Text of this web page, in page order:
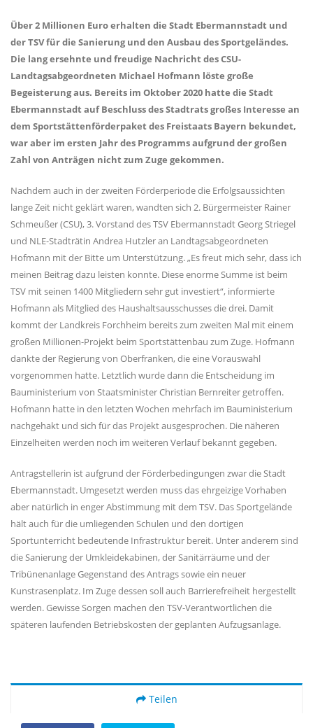
Über 2 Millionen Euro erhalten die Stadt Ebermannstadt und
der TSV für die Sanierung und den Ausbau des Sportgeländes.
Die lang ersehnte und freudige Nachricht des CSU-
Landtagsabgeordneten Michael Hofmann löste große
Begeisterung aus. Bereits im Oktober 2020 hatte die Stadt
Ebermannstadt auf Beschluss des Stadtrats großes Interesse an
dem Sportstättenförderpaket des Freistaats Bayern bekundet,
war aber im ersten Jahr des Programms aufgrund der großen
Zahl von Anträgen nicht zum Zuge gekommen.
Nachdem auch in der zweiten Förderperiode die Erfolgsaussichten
lange Zeit nicht geklärt waren, wandten sich 2. Bürgermeister Rainer
Schmeußer (CSU), 3. Vorstand des TSV Ebermannstadt Georg Striegel
und NLE-Stadträtin Andrea Hutzler an Landtagsabgeordneten
Hofmann mit der Bitte um Unterstützung. „Es freut mich sehr, dass ich
meinen Beitrag dazu leisten konnte. Diese enorme Summe ist beim
TSV mit seinen 1400 Mitgliedern sehr gut investiert“, informierte
Hofmann als Mitglied des Haushaltsausschusses die drei. Damit
kommt der Landkreis Forchheim bereits zum zweiten Mal mit einem
großen Millionen-Projekt beim Sportstättenbau zum Zuge. Hofmann
dankte der Regierung von Oberfranken, die eine Vorauswahl
vorgenommen hatte. Letztlich wurde dann die Entscheidung im
Bauministerium von Staatsminister Christian Bernreiter getroffen.
Hofmann hatte in den letzten Wochen mehrfach im Bauministerium
nachgehakt und sich für das Projekt ausgesprochen. Die näheren
Einzelheiten werden noch im weiteren Verlauf bekannt gegeben.
Antragstellerin ist aufgrund der Förderbedingungen zwar die Stadt
Ebermannstadt. Umgesetzt werden muss das ehrgeizige Vorhaben
aber natürlich in enger Abstimmung mit dem TSV. Das Sportgelände
hält auch für die umliegenden Schulen und den dortigen
Sportunterricht bedeutende Infrastruktur bereit. Unter anderem sind
die Sanierung der Umkleidekabinen, der Sanitärräume und der
Tribünenanlage Gegenstand des Antrags sowie ein neuer
Kunstrasenplatz. Im Zuge dessen soll auch Barrierefreiheit hergestellt
werden. Gewisse Sorgen machen den TSV-Verantwortlichen die
späteren laufenden Betriebskosten der geplanten Aufzugsanlage.
Teilen